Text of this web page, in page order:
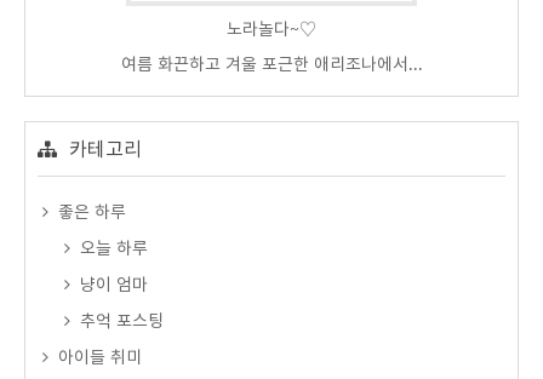
노라놀다~♡
여름 화끈하고 겨울 포근한 애리조나에서...
카테고리
좋은 하루
오늘 하루
냥이 엄마
추억 포스팅
아이들 취미